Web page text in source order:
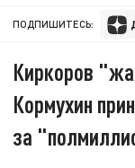
ПОДПИШИТЕСЬ:
Киркоров
Кормухин
за